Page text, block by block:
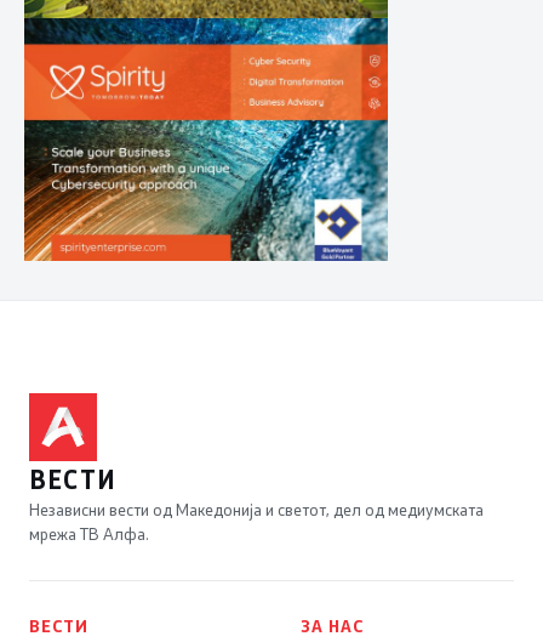
ВЕСТИ
Независни вести од Македонија и светот, дел од медиумската
мрежа ТВ Алфа.
ВЕСТИ
ЗА НАС